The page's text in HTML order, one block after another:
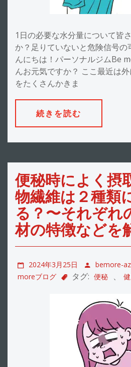
1日の必要な水分量について皆
か？足りていないと危険信号の
んにちは！パーソナルジムBe
んお元気ですか？ ここ最近は
をたくさんかきま
続きを読む
便秘時によく摂
物繊維は２種類
る？〜それぞれ
材の特徴などを
2024年3月25日 bemore-
moreブログ
タグ: 便秘 、